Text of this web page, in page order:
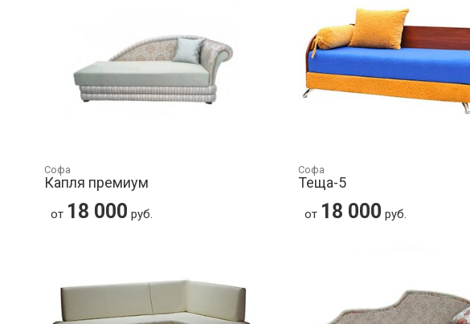
Софа
Капля премиум
от 18 000 руб.
Софа
Теща-5
от 18 000 руб.